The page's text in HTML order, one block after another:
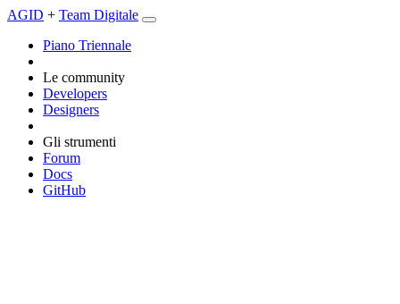
AGID + Team Digitale
Piano Triennale
Le community
Developers
Designers
Gli strumenti
Forum
Docs
GitHub